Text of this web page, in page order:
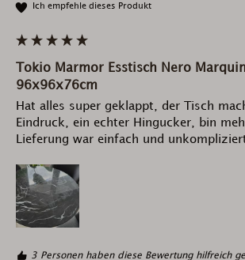
Ich empfehle dieses Produkt
Tokio Marmor Esstisch Nero
96x96x76cm
Hat alles super geklappt, der Tisch
Eindruck, ein echter Hingucker, bin
Lieferung war einfach und
3 Personen haben diese Bewertung hilfreich